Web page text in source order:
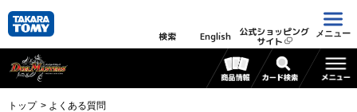
検索 English 公式ショッピング
サイト
メニュー
トップ よくある質問